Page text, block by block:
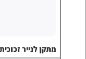
מתקן לנייר זכוכית